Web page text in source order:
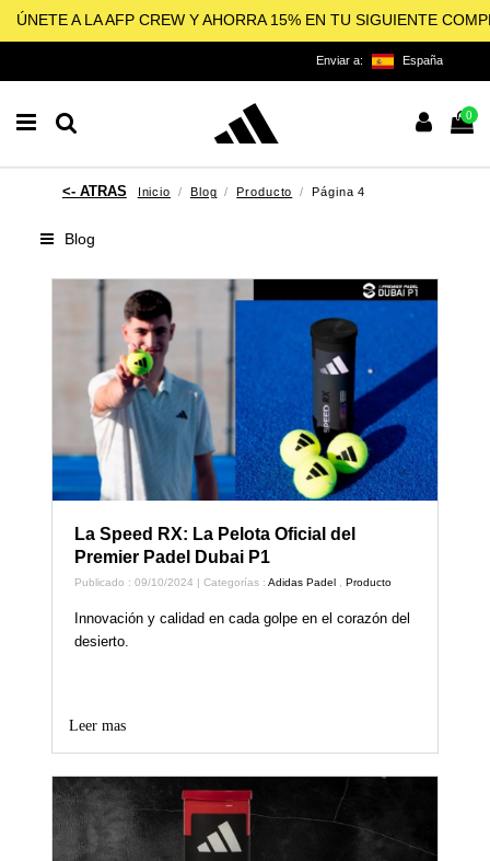
ÚNETE A LA AFP CREW Y AHORRA 15% EN TU SIGUIENTE
Enviar a: España
0
Inicio Blog Producto Página 4
Blog
La Speed RX: La Pelota Oficial del
Premier Padel Dubai P1
Publicado : 09/10/2024 | Categorías :Adidas Padel ,Producto
Innovación y calidad en cada golpe en el corazón del
desierto.
Leer mas